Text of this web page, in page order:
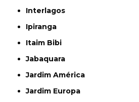
Interlagos
Ipiranga
Itaim Bibi
Jabaquara
Jardim América
Jardim Europa